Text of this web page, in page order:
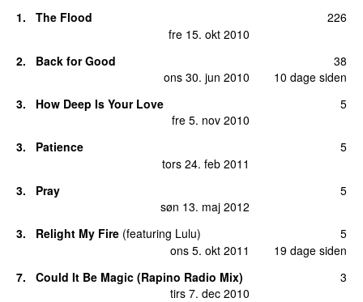
1.
The Flood
fre 15. okt 2010
226
2.
Back for Good
ons 30. jun 2010
10 dage siden
38
3.
How Deep Is Your Love
fre 5. nov 2010
5
3.
Patience
tors 24. feb 2011
5
3.
Pray
søn 13. maj 2012
5
3. Relight My Fire (featuring Lulu)
ons 5. okt 2011
19 dage siden
5
7.
Could It Be Magic (Rapino Radio Mix)
tirs 7. dec 2010
3